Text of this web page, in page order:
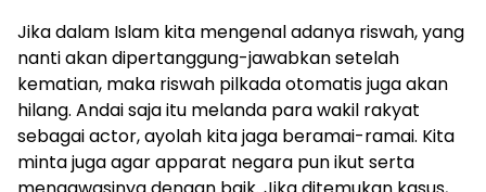
Jika dalam Islam kita mengenal adanya riswah, yang
nanti akan dipertanggung-jawabkan setelah
kematian, maka riswah pilkada otomatis juga akan
hilang. Andai saja itu melanda para wakil rakyat
sebagai actor, ayolah kita jaga beramai-ramai. Kita
minta juga agar apparat negara pun ikut serta